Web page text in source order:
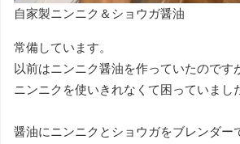
自家製ニンニク＆ショウガ醤油
常備しています。
以前はニンニク醤油を作っていたのです
ニンニクを使いきれなくて困っていまし
醤油にニンニクとショウガをブレンダー